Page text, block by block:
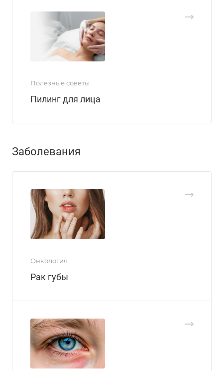
Полезные советы
Пилинг для лица
Заболевания
Онкология
Рак губы